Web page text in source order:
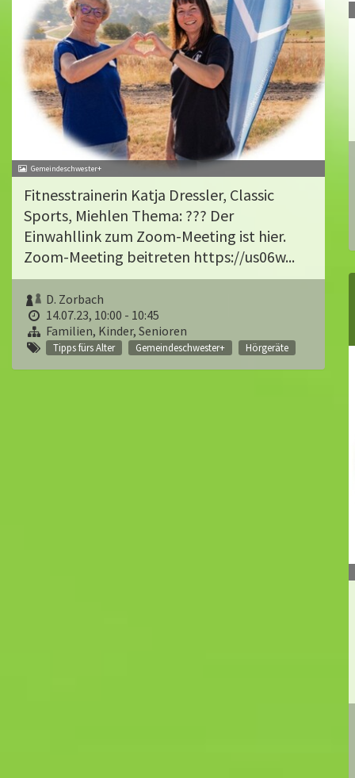
Gemeindeschwester+
Fitnesstrainerin Katja Dressler, Classic
Sports, Miehlen Thema: ??? Der
Einwahllink zum Zoom-Meeting ist hier.
Zoom-Meeting beitreten https://us06w...
D. Zorbach
14.07.23, 10:00 - 10:45
Familien, Kinder, Senioren
Tipps fürs Alter Gemeindeschwester+ Hörgeräte